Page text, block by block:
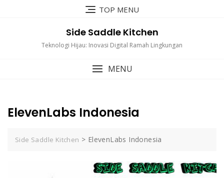
TOP MENU
Side Saddle Kitchen
Teknologi Hijau: Inovasi Digital Ramah Lingkungan
MENU
ElevenLabs Indonesia
Side Saddle Kitchen > ElevenLabs Indonesia